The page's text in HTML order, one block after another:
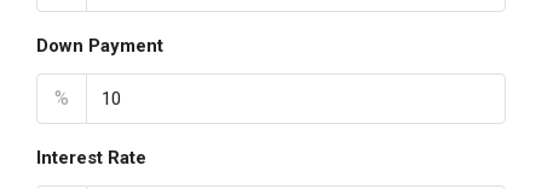
Down Payment
%
Interest Rate